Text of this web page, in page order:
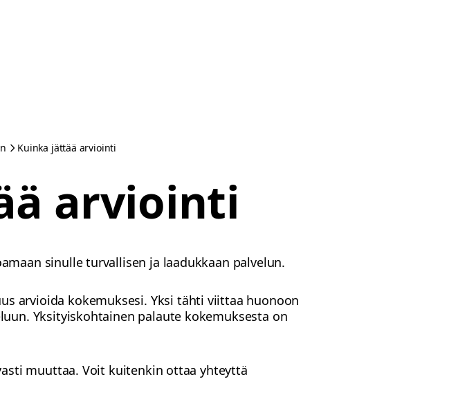
Kuinka jättää arviointi
arviointi
sinulle turvallisen ja laadukkaan palvelun.
arvioida kokemuksesi. Yksi tähti viittaa huonoon
Yksityiskohtainen palaute kokemuksesta on
muuttaa. Voit kuitenkin ottaa yhteyttä